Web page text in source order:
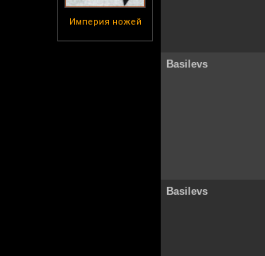
Империя ножей
Basilevs
Basilevs